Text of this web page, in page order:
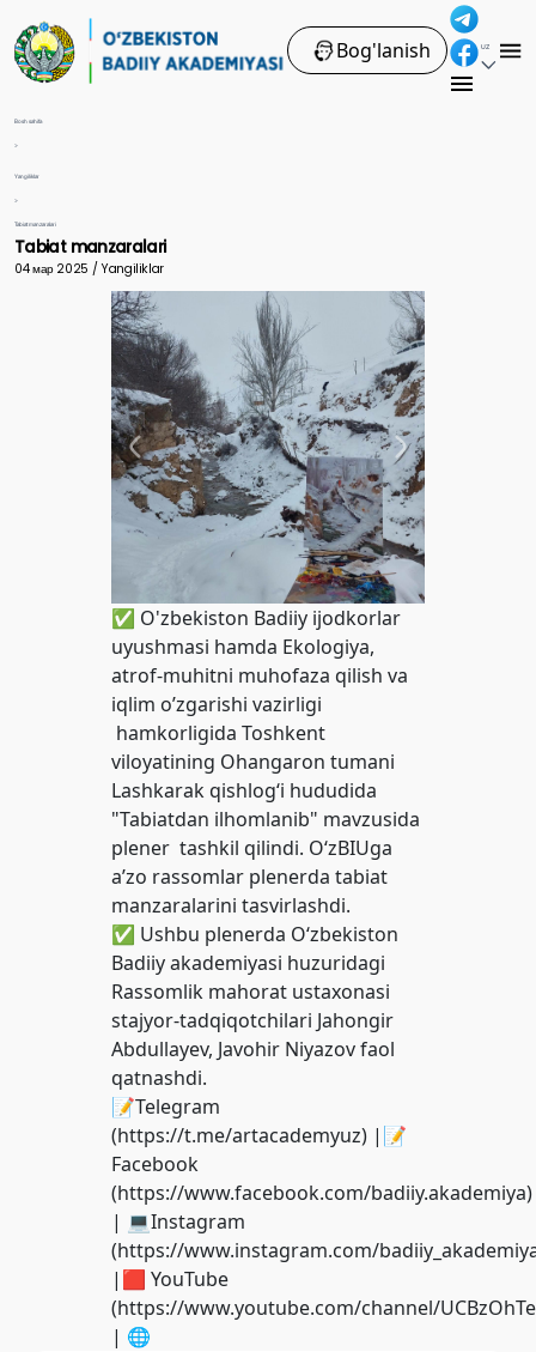
Bog'lanish UZ
Bosh sahifa
>
Yangiliklar
>
Tabiat manzaralari
Tabiat manzaralari
04 мар 2025 / Yangiliklar
✅ O'zbekiston Badiiy ijodkorlar
uyushmasi hamda Ekologiya,
atrof-muhitni muhofaza qilish va
iqlim o’zgarishi vazirligi
hamkorligida Toshkent
viloyatining Ohangaron tumani
Lashkarak qishlog‘i hududida
"Tabiatdan ilhomlanib" mavzusida
plener tashkil qilindi. O‘zBIUga
aʼzo rassomlar plenerda tabiat
manzaralarini tasvirlashdi.
✅ Ushbu plenerda O‘zbekiston
Badiiy akademiyasi huzuridagi
Rassomlik mahorat ustaxonasi
stajyor-tadqiqotchilari Jahongir
Abdullayev, Javohir Niyazov faol
qatnashdi.
📝Telegram
(https://t.me/artacademyuz) |📝
Facebook
(https://www.facebook.com/badiiy.akademiya)
| 💻Instagram
(https://www.instagram.com/
|🟥 YouTube
(https://www.youtube.com/channel/
| 🌐